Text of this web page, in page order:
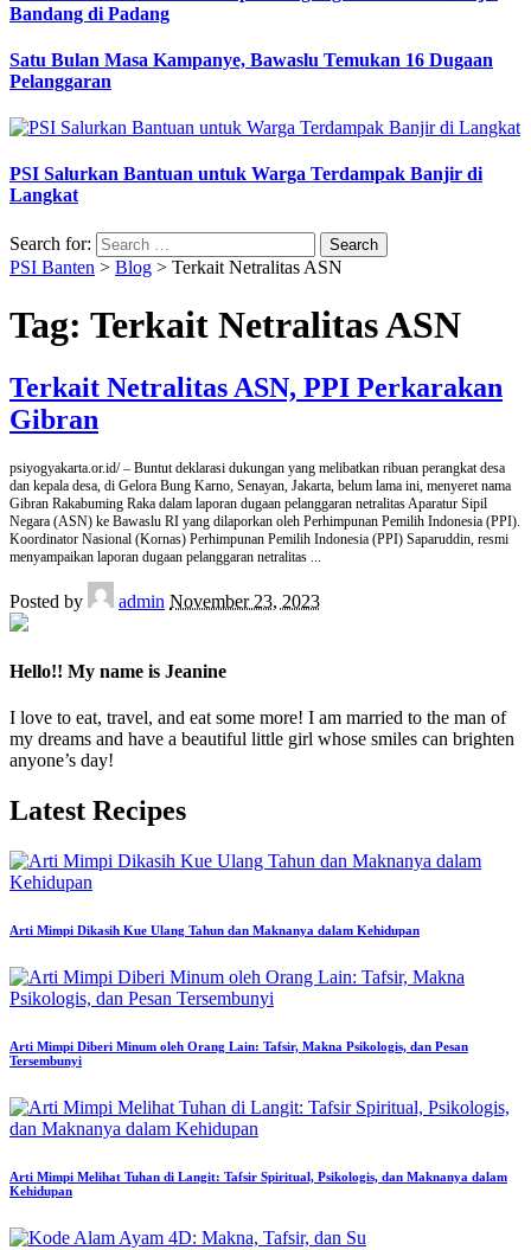
Bandang di Padang
Satu Bulan Masa Kampanye, Bawaslu Temukan 16 Dugaan
Pelanggaran
PSI Salurkan Bantuan untuk Warga Terdampak Banjir di
Langkat
Search for:
PSI Banten > Blog > Terkait Netralitas ASN
Tag: Terkait Netralitas ASN
Terkait Netralitas ASN, PPI Perkarakan
Gibran
psiyogyakarta.or.id/ – Buntut deklarasi dukungan yang melibatkan ribuan perangkat desa
dan kepala desa, di Gelora Bung Karno, Senayan, Jakarta, belum lama ini, menyeret nama
Gibran Rakabuming Raka dalam laporan dugaan pelanggaran netralitas Aparatur Sipil
Negara (ASN) ke Bawaslu RI yang dilaporkan oleh Perhimpunan Pemilih Indonesia (PPI).
Koordinator Nasional (Kornas) Perhimpunan Pemilih Indonesia (PPI) Saparuddin, resmi
menyampaikan laporan dugaan pelanggaran netralitas ...
Posted by admin November 23, 2023
Hello!! My name is Jeanine
I love to eat, travel, and eat some more! I am married to the man of
my dreams and have a beautiful little girl whose smiles can brighten
anyone’s day!
Latest Recipes
Arti Mimpi Dikasih Kue Ulang Tahun dan Maknanya dalam Kehidupan
Arti Mimpi Diberi Minum oleh Orang Lain: Tafsir, Makna Psikologis, dan Pesan
Tersembunyi
Arti Mimpi Melihat Tuhan di Langit: Tafsir Spiritual, Psikologis, dan Maknanya dalam
Kehidupan